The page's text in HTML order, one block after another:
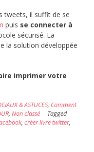
tweets, il suffit de se
puis se connecter à
sécurisé. La
la solution développée
imprimer votre
& ASTUCES, Comment
, Non classé
Tagged
, créer livre twitter,